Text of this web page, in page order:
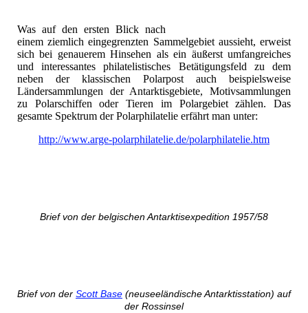
Was auf den ersten Blick nach
einem ziemlich eingegrenzten Sammelgebiet aussieht, erweist
sich bei genauerem Hinsehen als ein äußerst umfangreiches
und interessantes philatelistisches Betätigungsfeld zu dem
neben der klassischen Polarpost auch beispielsweise
Ländersammlungen der Antarktisgebiete, Motivsammlungen
zu Polarschiffen oder Tieren im Polargebiet zählen. Das
gesamte Spektrum der Polarphilatelie erfährt man unter:
http://www.arge-polarphilatelie.de/polarphilatelie.htm
Brief von der belgischen Antarktisexpedition 1957/58
Brief von der Scott Base (neuseeländische Antarktisstation) auf
der Rossinsel